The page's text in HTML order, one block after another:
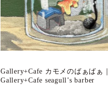
Gallery+Cafe カモメのばぁばぁ｜
Gallery+Cafe seagull’s barber